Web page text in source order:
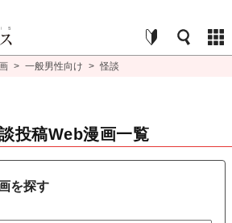
> 一般男性向け > 怪談
投稿Web漫画一覧
を探す